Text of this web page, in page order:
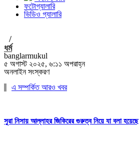
ফটোগ্যালারি
ভিডিও গ্যালারি
/
ধর্ম
banglarmukul
৫ অগাস্ট ২০২৫, ৬:১১ অপরাহ্ন
অনলাইন সংস্করণ
এ সম্পর্কিত আরও খবর
সুরা নিসায় আল্লাহর জিকিরের গুরুত্ব নিয়ে যা বলা হয়েছে